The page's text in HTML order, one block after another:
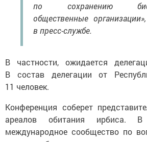
по сохранению
общественные
в пресс-службе.
В частности, ожидается
В состав делегации от
11 человек.
Конференция соберет
ареалов обитания ирбиса.
международное сообщество по